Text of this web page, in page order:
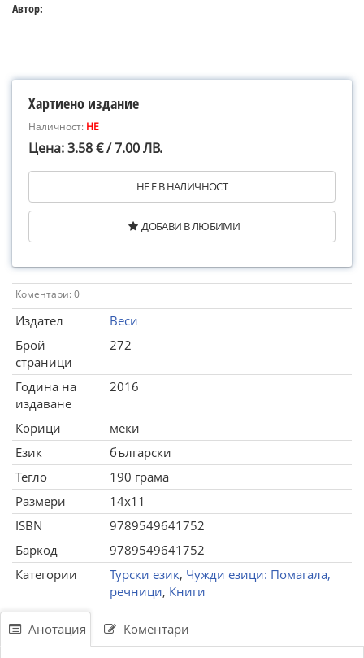
Автор:
Хартиено издание
Наличност: НЕ
Цена: 3.58 € / 7.00 ЛВ.
НЕ Е В НАЛИЧНОСТ
ДОБАВИ В ЛЮБИМИ
Коментари: 0
Издател
Веси
Брой
страници
272
Година на
издаване
2016
Корици
меки
Език
български
Тегло
190 грама
Размери
14x11
ISBN
9789549641752
Баркод
9789549641752
Категории
Турски език, Чужди езици: Помагала,
речници, Книги
Анотация Коментари